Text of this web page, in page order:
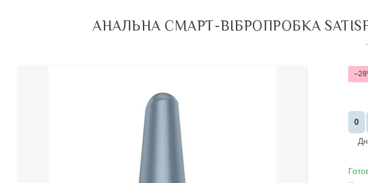
АНАЛЬНА СМАРТ-ВІБРОПРОБКА
0